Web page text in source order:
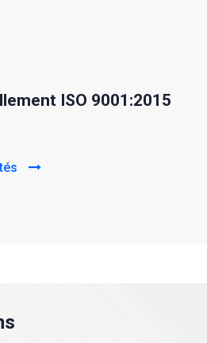
ISO 9001:2015